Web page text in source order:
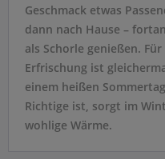
Geschmack etwas
dann nach Hause –
als Schorle genießen.
Erfrischung ist
einem heißen
Richtige ist, sorgt im
wohlige Wärme.